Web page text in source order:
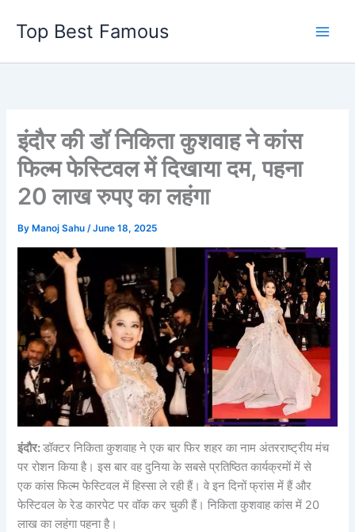
content
Top Best Famous
इंदौर की डॉ निकिता कुशवाह ने कांस
फिल्म फेस्टिवल में दिखाया दम, पहना
20 लाख रुपए का लहंगा
By Manoj Sahu/June 18, 2025
इंदौर:डॉक्टर निकिता कुशवाह ने एक बार फिर शहर का नाम अंतरराष्ट्रीय मंच
पर रोशन किया है। इस बार वह दुनिया के सबसे प्रतिष्ठित कार्यक्रमों में से
एक कांस फिल्म फेस्टिवल में हिस्सा ले रही हैं। वे इन दिनों फ्रांस में हैं और
फेस्टिवल के रेड कारपेट पर वॉक कर चुकी हैं। निकिता कुशवाह कांस में 20
लाख का लहंगा पहना है।